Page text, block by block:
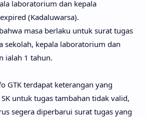
laboratorium dan kepala
(Kadaluwarsa).
masa berlaku untuk surat tugas
sekolah, kepala laboratorium dan
ialah 1 tahun.
GTK terdapat keterangan yang
untuk tugas tambahan tidak valid,
segera diperbarui surat tugas yang